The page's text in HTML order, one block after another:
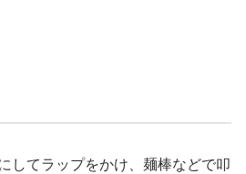
してラップをかけ、麺棒などで叩